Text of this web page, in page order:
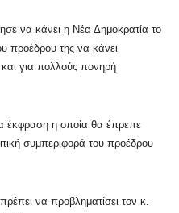
να κάνει η Νέα Δημοκρατία το
προέδρου της να κάνει
για πολλούς πονηρή
έκφραση η οποία θα έπρεπε
συμπεριφορά του προέδρου
να προβληματίσει τον κ.